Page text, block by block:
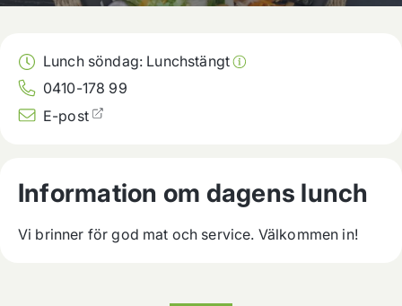
Lunch söndag: Lunchstängt
0410-178 99
E-post
Information om dagens lunch
Vi brinner för god mat och service. Välkommen in!